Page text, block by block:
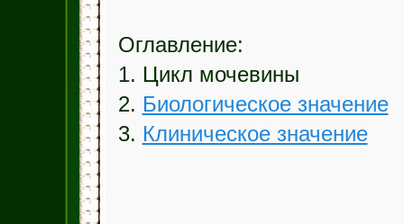
Оглавление:
1. Цикл мочевины
2. Биологическое значение
3. Клиническое значение